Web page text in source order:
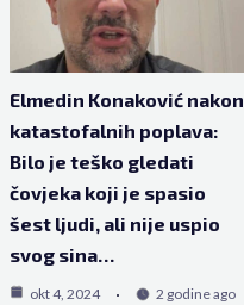
Elmedin Konaković nakon
katastofalnih poplava:
Bilo je teško gledati
čovjeka koji je spasio
šest ljudi, ali nije uspio
svog sina…
okt 4, 2024 2 godine ago